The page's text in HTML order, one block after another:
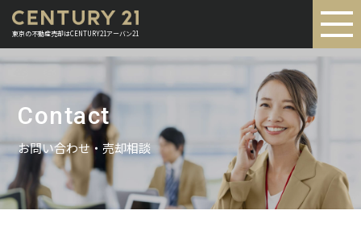
東京の不動産売却はCENTURY21アーバン21
Contact
お問い合わせ・売却相談